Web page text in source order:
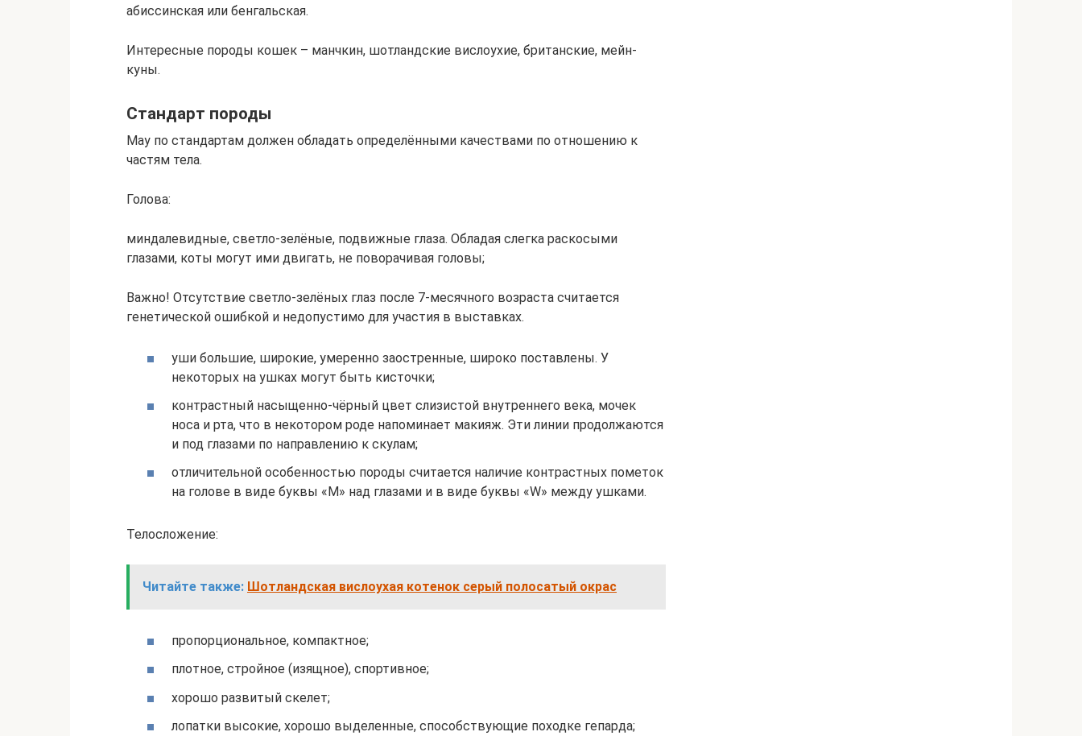
абиссинская или бенгальская.
Интересные породы кошек – манчкин, шотландские вислоухие, британские, мейн-
куны.
Стандарт породы
Мау по стандартам должен обладать определёнными качествами по отношению к
частям тела.
Голова:
миндалевидные, светло-зелёные, подвижные глаза. Обладая слегка раскосыми
глазами, коты могут ими двигать, не поворачивая головы;
Важно! Отсутствие светло-зелёных глаз после 7-месячного возраста считается
генетической ошибкой и недопустимо для участия в выставках.
уши большие, широкие, умеренно заостренные, широко поставлены. У
некоторых на ушках могут быть кисточки;
контрастный насыщенно-чёрный цвет слизистой внутреннего века, мочек
носа и рта, что в некотором роде напоминает макияж. Эти линии продолжаются
и под глазами по направлению к скулам;
отличительной особенностью породы считается наличие контрастных пометок
на голове в виде буквы «М» над глазами и в виде буквы «W» между ушками.
Телосложение:
Читайте также: Шотландская вислоухая котенок серый полосатый окрас
пропорциональное, компактное;
плотное, стройное (изящное), спортивное;
хорошо развитый скелет;
лопатки высокие, хорошо выделенные, способствующие походке гепарда;